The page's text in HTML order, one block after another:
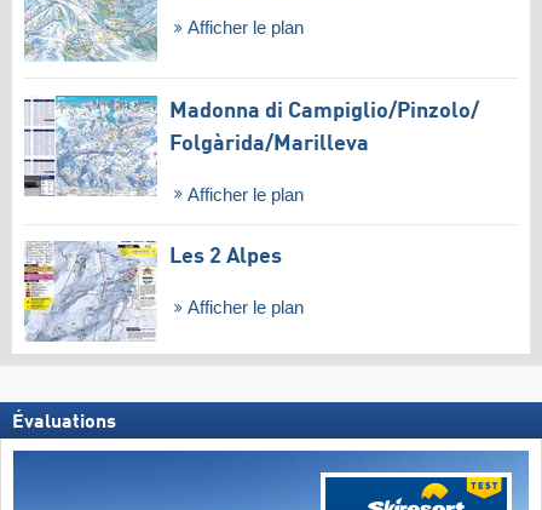
Afficher le plan
Madonna di Campiglio/​Pinzolo/​
Folgàrida/​Marilleva
Afficher le plan
Les 2 Alpes
Afficher le plan
Évaluations